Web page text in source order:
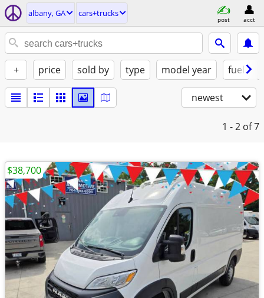
albany, GA cars+trucks
post acct
+ price sold by type model year fuel
newest
1 - 2 of 7
$38,700